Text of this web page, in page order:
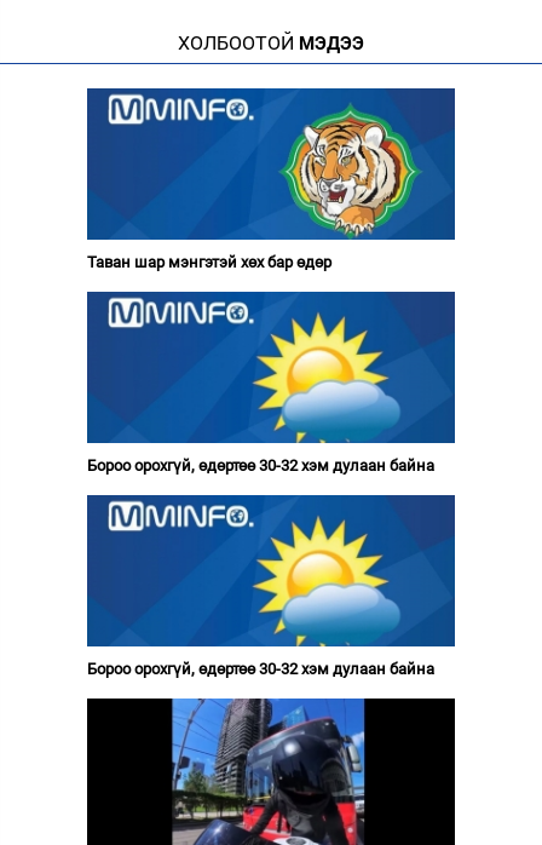
ХОЛБООТОЙ МЭДЭЭ
Таван шар мэнгэтэй хөх бар өдөр
Бороо орохгүй, өдөртөө 30-32 хэм дулаан байна
Бороо орохгүй, өдөртөө 30-32 хэм дулаан байна